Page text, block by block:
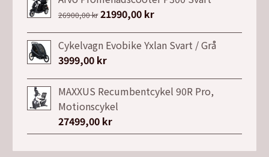
26900,00kr Det
priset
var:
21990,00 krDet
priset
Cykelvagn Evobike Yxlan Svart / Grå
3999,00 kr
MAXXUS Recumbentcykel 90R Pro,
Motionscykel
27499,00 kr